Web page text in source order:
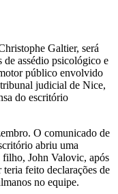
Galtier, será
de assédio psicológico e
público envolvido
judicial de Nice,
do escritório
O comunicado de
abriu uma
filho, John Valovic, após
feito declarações de
no equipe.